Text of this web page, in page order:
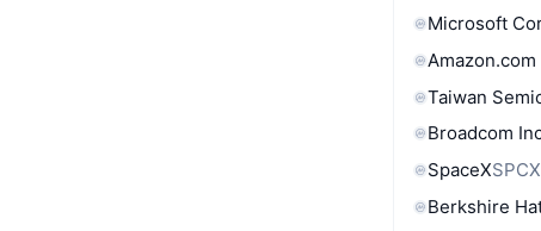
Microsoft
Amazon.com
Taiwan
Broadcom
SpaceXSPCX
Berkshire